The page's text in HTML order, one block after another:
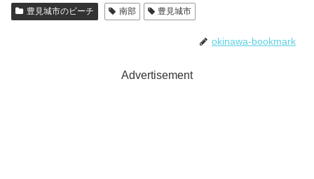
豊見城市のビーチ 南部 豊見城市
okinawa-bookmark
Advertisement